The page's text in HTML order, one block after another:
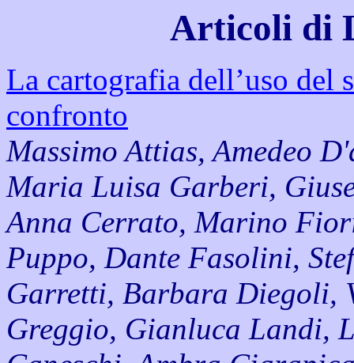
Articoli di
La cartografia dell’uso del
confronto
Massimo Attias, Amedeo
Maria Luisa Garberi,
Anna Cerrato, Marino
Puppo, Dante Fasolini,
Garretti, Barbara Diegoli,
Greggio, Gianluca Landi,